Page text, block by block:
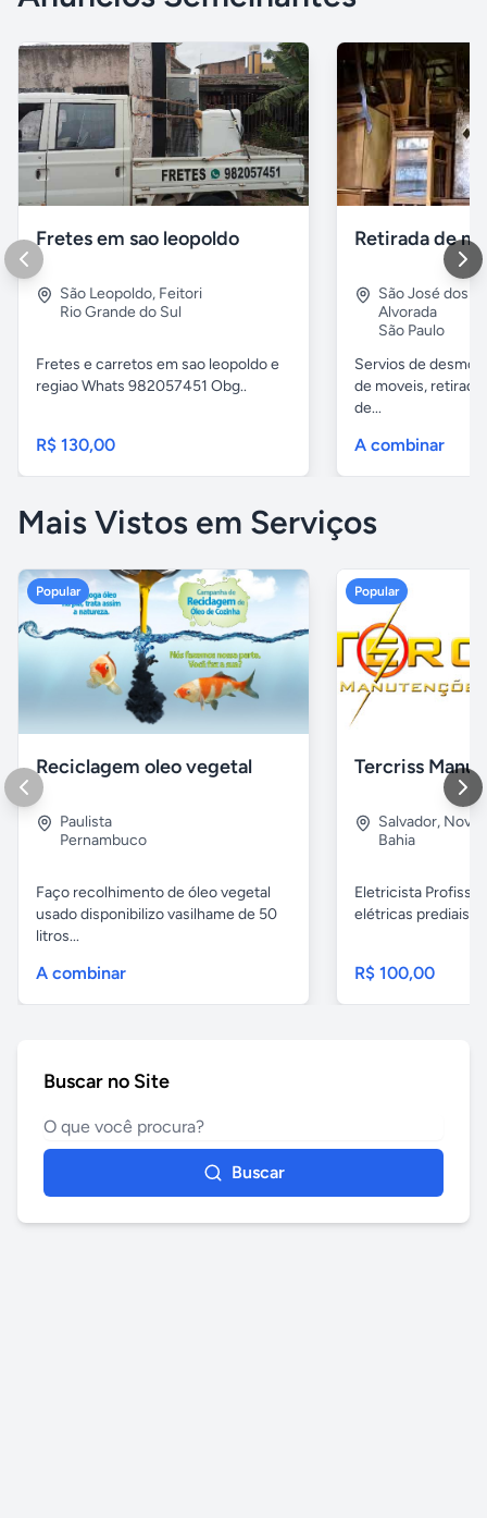
Fretes em sao leopoldo
São Leopoldo, Feitori
Rio Grande do Sul
Fretes e carretos em sao leopoldo e
regiao Whats 982057451 Obg..
R$ 130,00
São José dos
Alvorada
São Paulo
Servios de
de moveis,
de...
A combinar
Mais Vistos em Serviços
Popular
Reciclagem oleo vegetal
Paulista
Pernambuco
Faço recolhimento de óleo vegetal
usado disponibilizo vasilhame de 50
litros...
A combinar
Popular
Salvador, Nova
Bahia
Eletricista
elétricas prediais e
R$ 100,00
Buscar no Site
Buscar